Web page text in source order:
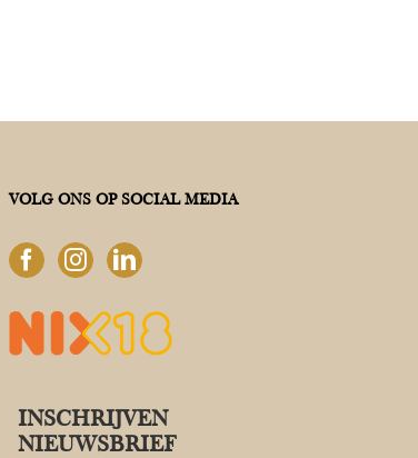
VOLG ONS OP SOCIAL MEDIA
INSCHRIJVEN
NIEUWSBRIEF